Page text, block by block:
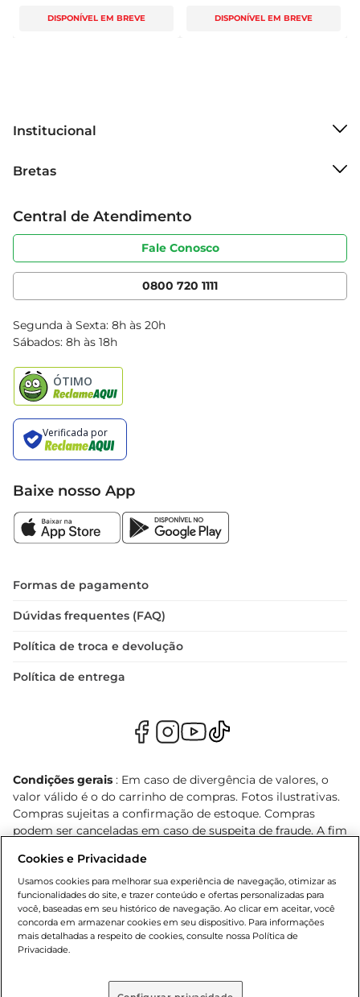
DISPONÍVEL EM BREVE DISPONÍVEL EM BREVE
Institucional
Grupo Cencosud
Sobre privacidade
Portal do fornecedor
Cencosud Media
Bretas
Produtos Bretas
Código de ética
Serviços
Clube Bretas
Blog Bretas
Black Friday
Central de Atendimento
Fale Conosco
0800 720 1111
Segunda à Sexta: 8h às 20h
Sábados: 8h às 18h
Baixe nosso App
Formas de pagamento
Dúvidas frequentes (FAQ)
Política de troca e devolução
Política de entrega
Condições gerais : Em caso de divergência de valores, o
valor válido é o do carrinho de compras. Fotos ilustrativas.
Compras sujeitas a confirmação de estoque. Compras
podem ser canceladas em caso de suspeita de fraude. A fim
nossas promoções, a compra de produtos com preços
promocionais poderá ter sua quantidade limitada por
cliente. Os preços, ofertas e condições são exclusivos para
o e-commerce e válidos durante o dia de hoje, podendo
sofrer alterações sem prévia notificação. Proibida a venda
de bebidas alcoólicas para menores de 18 anos, conforme
Adolescente). Preços e condições exclusivos para o
Cookies e Privacidade
Usamos cookies para melhorar sua experiência de navegação, otimizar as
funcionalidades do site, e trazer conteúdo e ofertas personalizadas para
você, baseadas em seu histórico de navegação. Ao clicar em aceitar, você
concorda em armazenar cookies em seu dispositivo. Para informações
mais detalhadas a respeito de cookies, consulte nossa Política de
Privacidade.